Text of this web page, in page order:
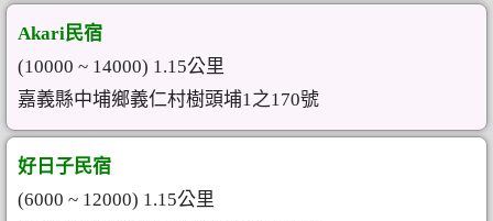
Akari民宿
(10000 ~ 14000) 1.15公里
嘉義縣中埔鄉義仁村樹頭埔1之170號
好日子民宿
(6000 ~ 12000) 1.15公里